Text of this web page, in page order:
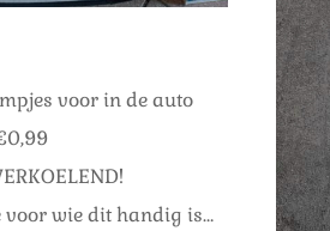
voor in de auto
voor wie dit handig is…